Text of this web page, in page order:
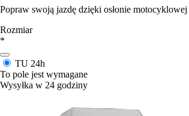
Popraw swoją jazdę dzięki osłonie
Rozmiar
*
TU 24h
To pole jest wymagane
Wysyłka w 24 godziny